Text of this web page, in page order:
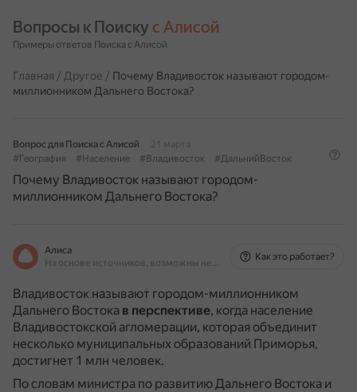
Вопросы к Поиску с Алисой
Примеры ответов Поиска с Алисой
Главная / Другое / Почему Владивосток называют городом-
миллионником Дальнего Востока?
Вопрос для Поиска с Алисой
21 марта
#География
#Население #Владивосток #ДальнийВосток
Почему Владивосток называют городом-
миллионником Дальнего Востока?
Алиса
На основе источников, возможны неточности
Как это работает?
Владивосток называют городом-миллионником
Дальнего Востока в перспективе, когда население
Владивостокской агломерации, которая объединит
несколько муниципальных образований Приморья,
достигнет 1 млн человек.
По словам министра по развитию Дальнего Востока и